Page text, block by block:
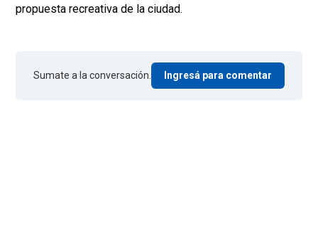
propuesta recreativa de la ciudad.
Sumate a la conversación. Ingresá para comentar